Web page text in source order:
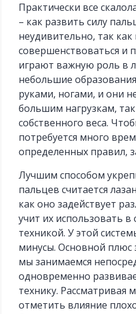
Практически все
– как развить силу
неудивительно, так как
совершенствоваться и
играют важную роль в
небольшие
руками, ногами, и они
большим нагрузкам,
собственного веса.
потребуется много
определенных
Лучшим способом
пальцев считается
как оно задействует
учит их использовать в
техникой. У этой
минусы. Основной плюс
мы занимаемся
одновременно
технику. Рассматривая
отметить влияние